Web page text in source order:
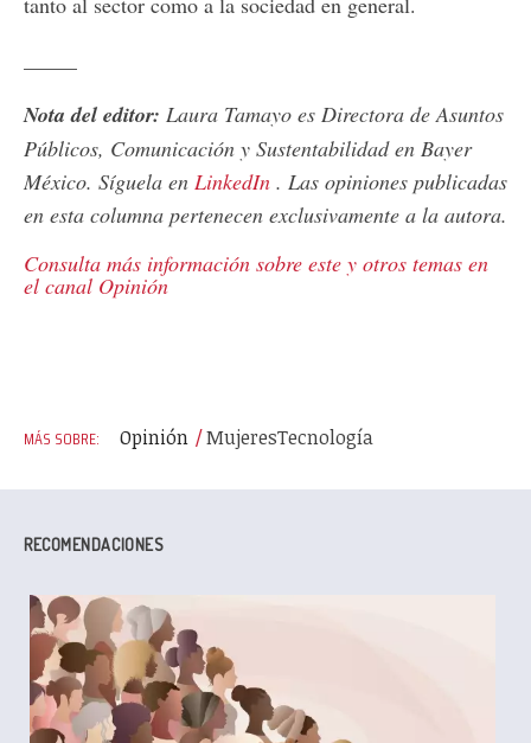
Nota del editor: Laura Tamayo es Directora de Asuntos
Públicos, Comunicación y Sustentabilidad en Bayer
México. Síguela en LinkedIn . Las opiniones publicadas
en esta columna pertenecen exclusivamente a la autora.
Consulta más información sobre este y otros temas en
el canal Opinión
Opinión MujeresTecnología
RECOMENDACIONES